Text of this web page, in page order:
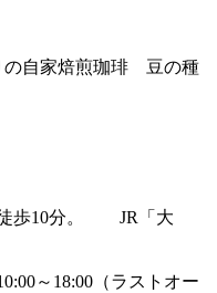
の自家焙煎珈琲 豆の種
徒歩10分。 JR「大
～18:00（ラストオー